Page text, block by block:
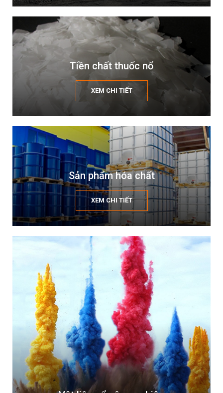
Tiền chất thuốc nổ
XEM CHI TIẾT
Sản phẩm hóa chất
XEM CHI TIẾT